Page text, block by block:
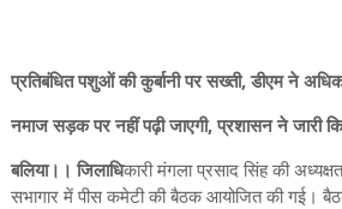
प्रतिबंधित पशुओं की कुर्बानी पर सख्ती, डीएम ने
नमाज सड़क पर नहीं पढ़ी जाएगी, प्रशासन ने जारी
बलिया।। जिलाधिकारी मंगला प्रसाद सिंह की
सभागार में पीस कमेटी की बैठक आयोजित की गई।